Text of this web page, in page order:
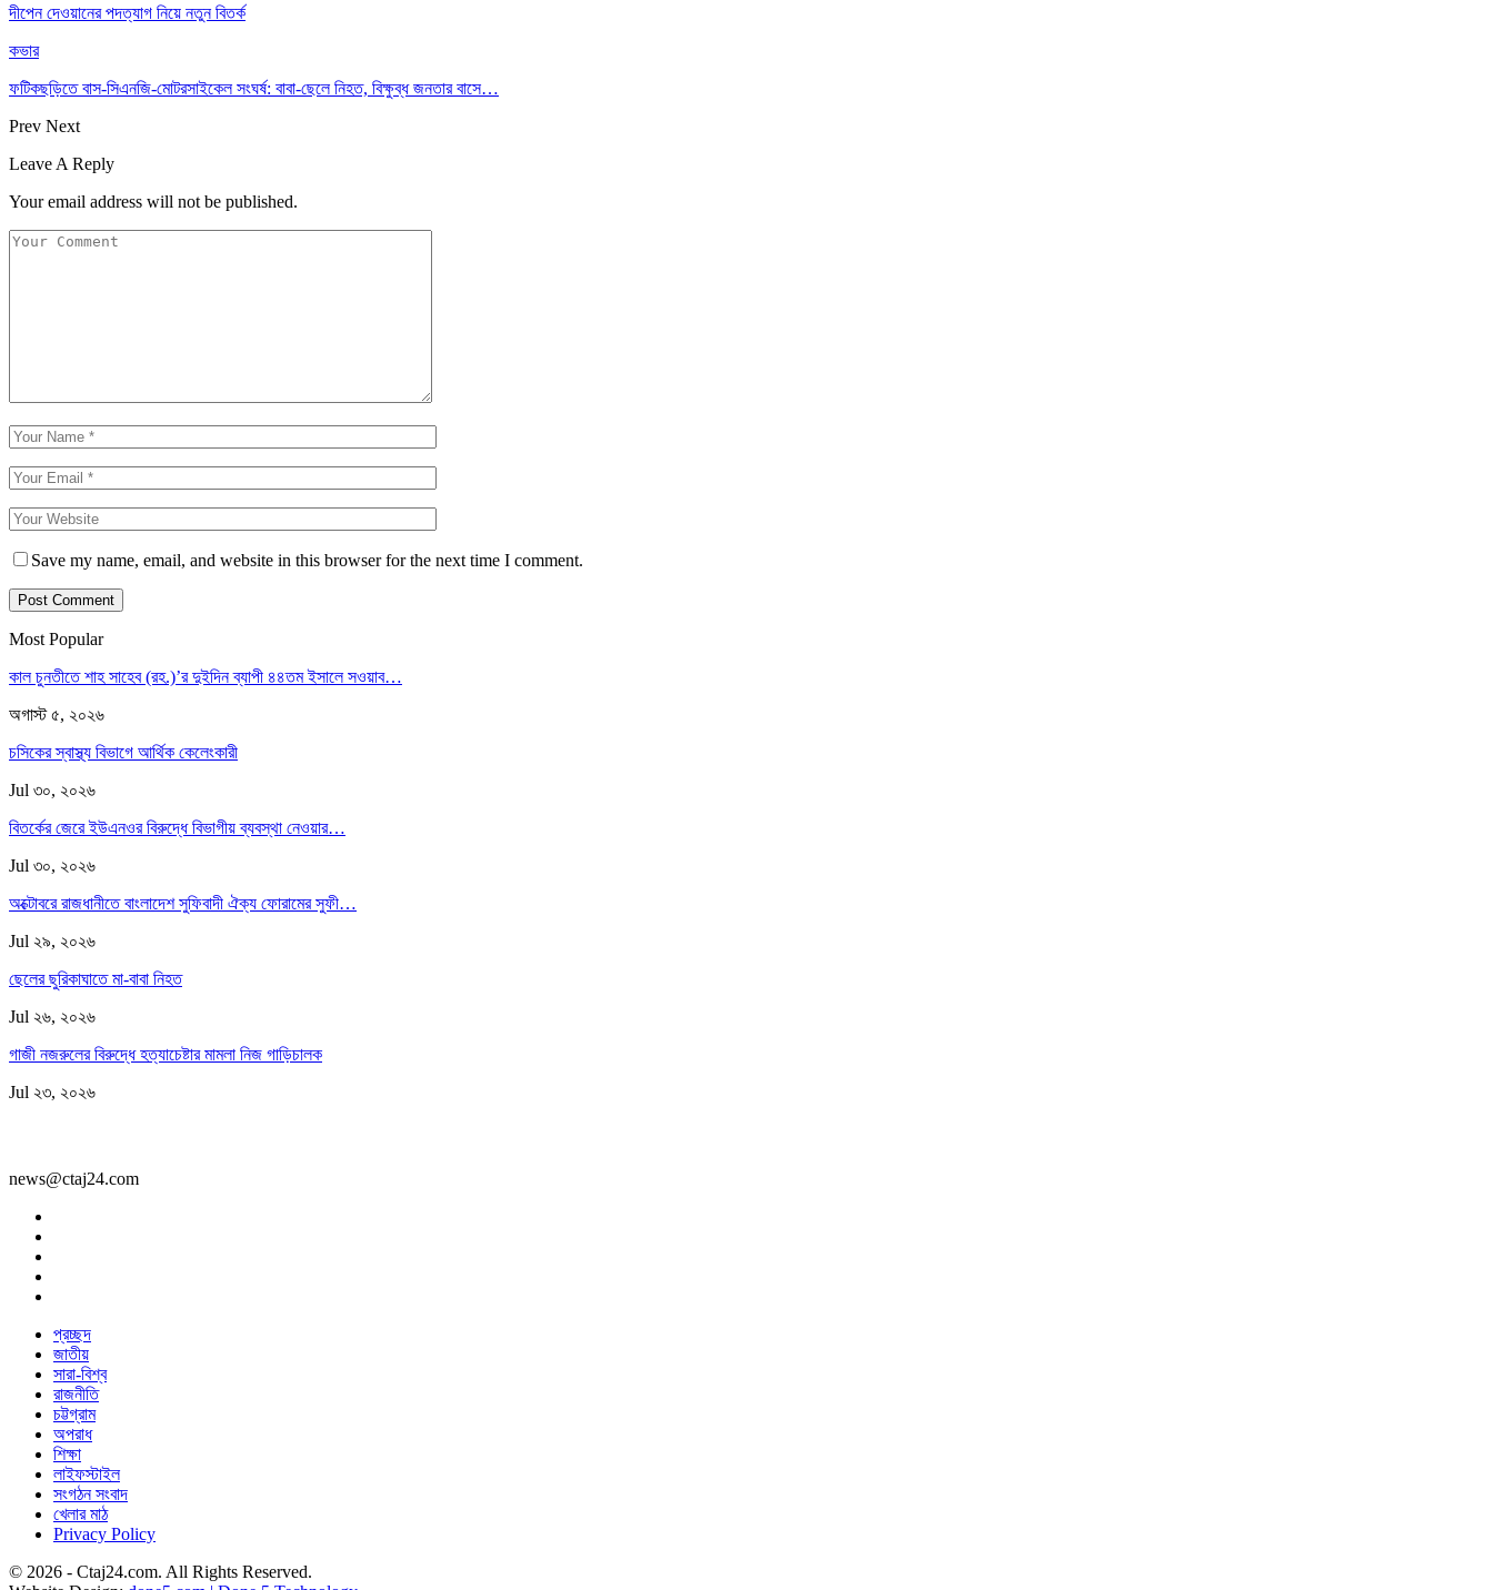
দীপেন দেওয়ানের পদত্যাগ নিয়ে নতুন বিতর্ক
কভার
ফটিকছড়িতে বাস-সিএনজি-মোটরসাইকেল সংঘর্ষ: বাবা-ছেলে নিহত, বিক্ষুব্ধ জনতার বাসে…
Prev Next
Leave A Reply
Your email address will not be published.
Save my name, email, and website in this browser for the next time I comment.
Most Popular
কাল চুনতীতে শাহ সাহেব (রহ.)’র দুইদিন ব্যাপী ৪৪তম ইসালে সওয়াব…
অগাস্ট ৫, ২০২৬
চসিকের স্বাস্থ্য বিভাগে আর্থিক কেলেংকারী
Jul ৩০, ২০২৬
বিতর্কের জেরে ইউএনওর বিরুদ্ধে বিভাগীয় ব্যবস্থা নেওয়ার…
Jul ৩০, ২০২৬
অক্টোবরে রাজধানীতে বাংলাদেশ সুফিবাদী ঐক্য ফোরামের সুফী…
Jul ২৯, ২০২৬
ছেলের ছুরিকাঘাতে মা-বাবা নিহত
Jul ২৬, ২০২৬
গাজী নজরুলের বিরুদ্ধে হত্যাচেষ্টার মামলা নিজ গাড়িচালক
Jul ২৩, ২০২৬
news@ctaj24.com
প্রচ্ছদ
জাতীয়
সারা-বিশ্ব
রাজনীতি
চট্টগ্রাম
অপরাধ
শিক্ষা
লাইফস্টাইল
সংগঠন সংবাদ
খেলার মাঠ
Privacy Policy
© 2026 - Ctaj24.com. All Rights Reserved.